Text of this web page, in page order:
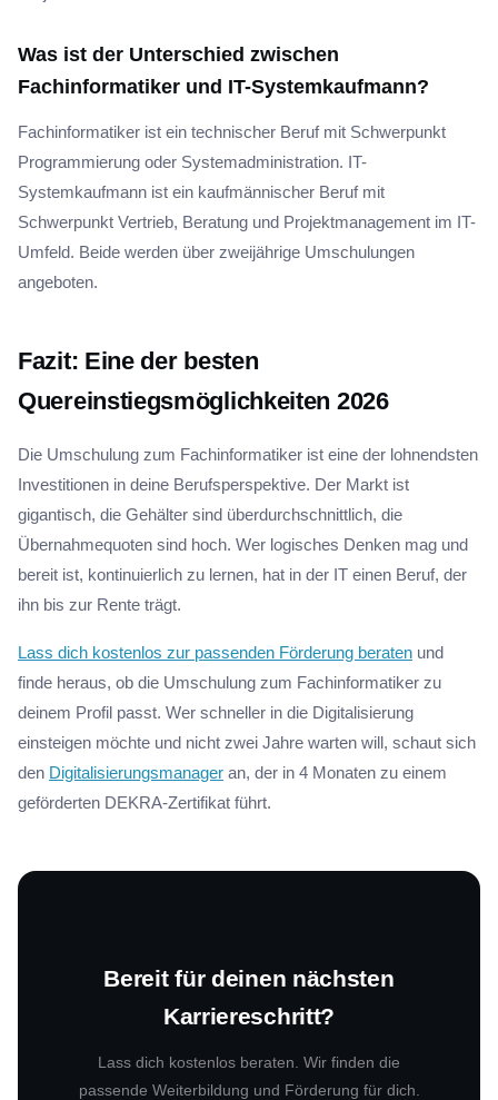
Was ist der Unterschied zwischen
Fachinformatiker und IT-Systemkaufmann?
Fachinformatiker ist ein technischer Beruf mit Schwerpunkt
Programmierung oder Systemadministration. IT-
Systemkaufmann ist ein kaufmännischer Beruf mit
Schwerpunkt Vertrieb, Beratung und Projektmanagement im IT-
Umfeld. Beide werden über zweijährige Umschulungen
angeboten.
Fazit: Eine der besten
Quereinstiegsmöglichkeiten 2026
Die Umschulung zum Fachinformatiker ist eine der lohnendsten
Investitionen in deine Berufsperspektive. Der Markt ist
gigantisch, die Gehälter sind überdurchschnittlich, die
Übernahmequoten sind hoch. Wer logisches Denken mag und
bereit ist, kontinuierlich zu lernen, hat in der IT einen Beruf, der
ihn bis zur Rente trägt.
Lass dich kostenlos zur passenden Förderung beraten und
finde heraus, ob die Umschulung zum Fachinformatiker zu
deinem Profil passt. Wer schneller in die Digitalisierung
einsteigen möchte und nicht zwei Jahre warten will, schaut sich
den Digitalisierungsmanager an, der in 4 Monaten zu einem
geförderten DEKRA-Zertifikat führt.
Bereit für deinen nächsten
Karriereschritt?
Lass dich kostenlos beraten. Wir finden die
passende Weiterbildung und Förderung für dich.